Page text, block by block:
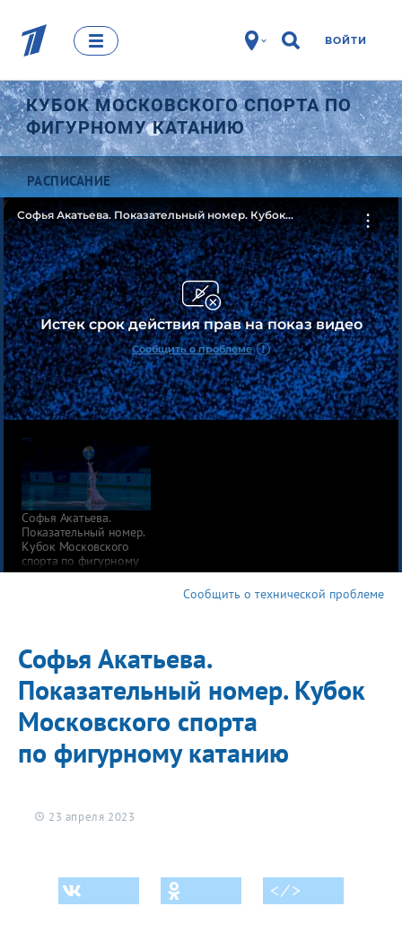
ВОЙТИ
КУБОК МОСКОВСКОГО СПОРТА ПО
ФИГУРНОМУ КАТАНИЮ
РАСПИСАНИЕ
Истек срок действия прав на показ видео
Сообщить о проблеме
Софья Акатьева. Показательный номер. Кубок
Московского спорта по фигурному катанию
Софья Акатьева.
Показательный номер.
Кубок Московского
спорта по фигурному
катанию
Сообщить о технической проблеме
Софья Акатьева.
Показательный номер. Кубок
Московского спорта
по фигурному катанию
23 апреля 2023
< ⁄ >